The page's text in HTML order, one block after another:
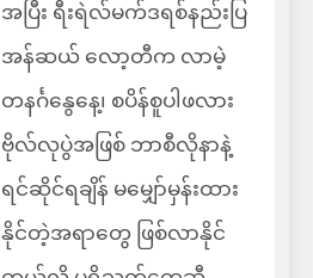
အပြီး ရီးရဲလ်မက်ဒရစ်နည်းပြ
အန်ဆယ် လော့တီက လာမဲ့
တနင်္ဂနွေနေ့၊ စပိန်စူပါဖလား
ဗိုလ်လုပွဲအဖြစ် ဘာစီလိုနာနဲ့
ရင်ဆိုင်ရချိန် မမျှော်မှန်းထား
နိုင်တဲ့အရာတွေ ဖြစ်လာနိုင်